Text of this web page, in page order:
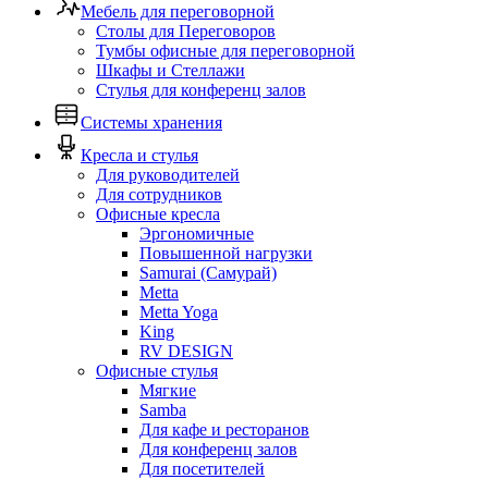
Мебель для переговорной
Столы для Переговоров
Тумбы офисные для переговорной
Шкафы и Стеллажи
Стулья для конференц залов
Системы хранения
Кресла и стулья
Для руководителей
Для сотрудников
Офисные кресла
Эргономичные
Повышенной нагрузки
Samurai (Самурай)
Metta
Metta Yoga
King
RV DESIGN
Офисные стулья
Мягкие
Samba
Для кафе и ресторанов
Для конференц залов
Для посетителей